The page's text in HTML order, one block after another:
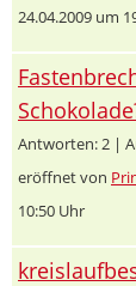
24.04.2009 um
Antworten: 2 |
eröffnet von
10:50 Uhr